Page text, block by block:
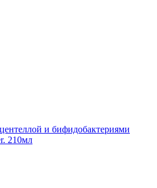
и бифидобактериями
210мл